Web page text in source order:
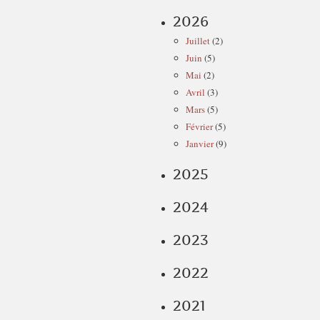
2026
Juillet(2)
Juin (5)
Mai (2)
Avril (3)
Mars(5)
Février(5)
Janvier(9)
2025
2024
2023
2022
2021